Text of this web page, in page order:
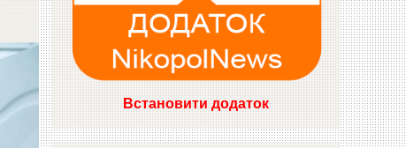
Встановити додаток